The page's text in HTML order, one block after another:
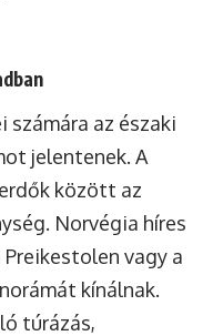
számára az északi
jelentenek. A
között az
Norvégia híres
vagy a
kínálnak.
túrázás,